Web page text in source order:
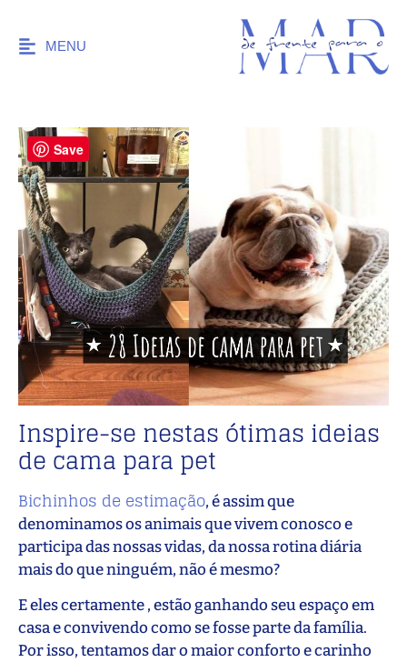
MENU
Inspire-se nestas ótimas ideias
de cama para pet
Bichinhos de estimação, é assim que
denominamos os animais que vivem conosco e
participa das nossas vidas, da nossa rotina diária
mais do que ninguém, não é mesmo?
E eles certamente , estão ganhando seu espaço em
casa e convivendo como se fosse parte da família.
Por isso, tentamos dar o maior conforto e carinho
Save